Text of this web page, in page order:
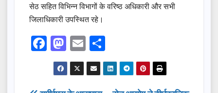
सेठ सहित विभिन्न विभागों के वरिष्ठ अधिकारी और सभी
जिलाधिकारी उपस्थित रहे।
F
a
c
M
a
st
E
m
ail
h
ar